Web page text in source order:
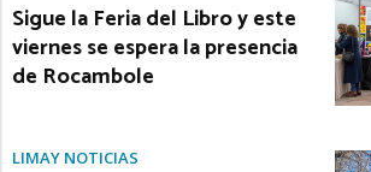
Sigue la Feria del Libro y este
viernes se espera la presencia
de Rocambole
LIMAY NOTICIAS